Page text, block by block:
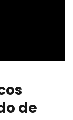
de